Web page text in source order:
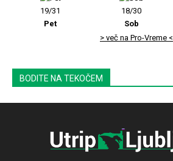
19/31
Pet
18/30
Sob
> več na Pro-Vreme <
BODITE NA TEKOČEM